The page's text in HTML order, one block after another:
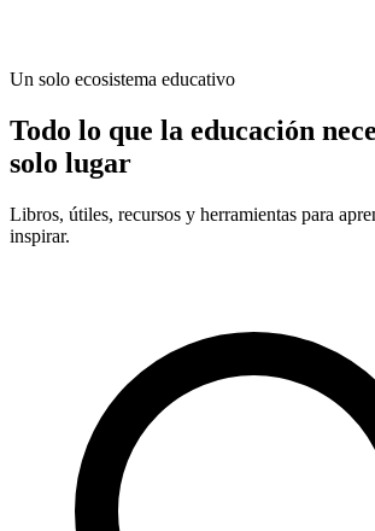
Un solo ecosistema educativo
Todo lo que la educación
solo lugar
Libros, útiles, recursos y herramientas para
inspirar.